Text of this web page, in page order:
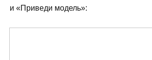
и «Приведи модель»: